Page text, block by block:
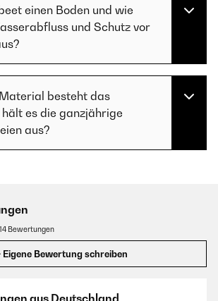
einen Boden und wie
und Schutz vor
besteht das
es die ganzjährige
aus?
14 Bewertungen
Eigene Bewertung schreiben
aus Deutschland